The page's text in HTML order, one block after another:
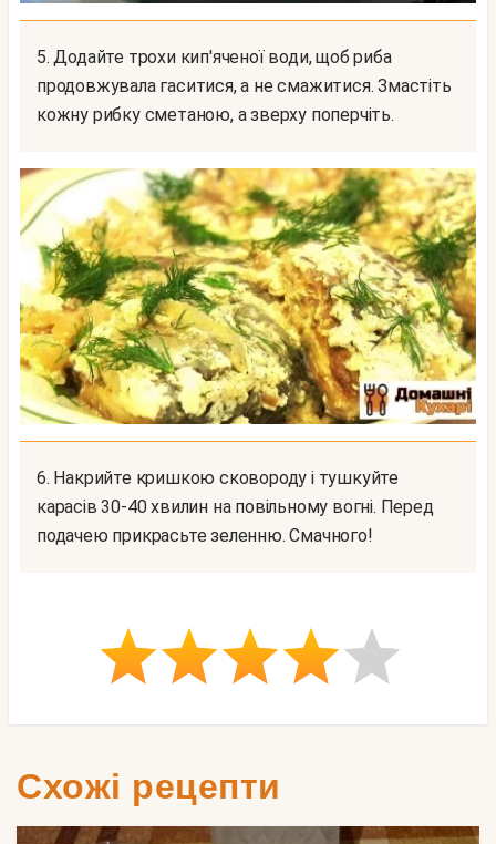
5. Додайте трохи кип'яченої води, щоб риба
продовжувала гаситися, а не смажитися. Змастіть
кожну рибку сметаною, а зверху поперчіть.
6. Накрийте кришкою сковороду і тушкуйте
карасів 30-40 хвилин на повільному вогні. Перед
подачею прикрасьте зеленню. Смачного!
Схожі рецепти